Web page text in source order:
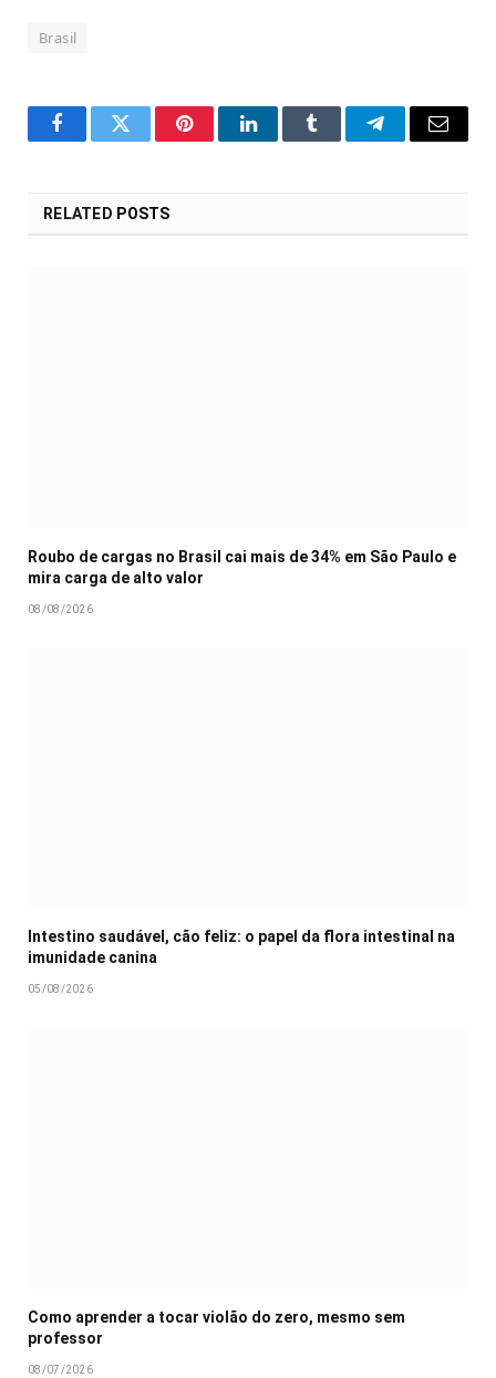
Brasil
FacebookTwitter PinterestLinkedInTumblr TelegramEmail
RELATED POSTS
Roubo de cargas no Brasil cai mais de 34% em São Paulo e
mira carga de alto valor
08/08/2026
Intestino saudável, cão feliz: o papel da flora intestinal na
imunidade canina
05/08/2026
Como aprender a tocar violão do zero, mesmo sem
professor
08/07/2026